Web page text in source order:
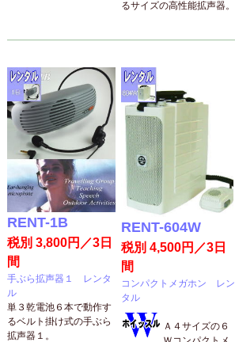
るサイズの高性能拡声器。
RENT-1B
税別 3,800円／3日
間
手ぶら拡声器１ レンタ
ル
単３乾電池６本で動作す
るベルト掛け式の手ぶら
拡声器１。
RENT-604W
税別 4,500円／3日
間
コンパクトメガホン レン
タル
Ａ４サイズの６